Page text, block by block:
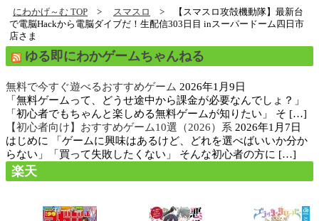
にわかげ～む TOP スマスロ
【スマスロ攻殻機動隊】最新台
で電脳Hackから電脳ダイブだ！生配信303日目 inスーパードーム四日市
店さま
ゆる即にわかゲームちゃんねる
無料で今すぐ遊べるおすすめゲーム 2026年1月9日
「無料ゲームって、どうせ途中から課金が必要なんでしょ？」
「初心者でもちゃんと楽しめる無料ゲームが知りたい」 そ […]
【初心者向け】おすすめゲーム10選（2026）系 2026年1月7日
はじめに 「ゲームに興味はあるけど、どれを選べばいいか分か
らない」「買って失敗したくない」 そんな初心者の方に […]
楽天